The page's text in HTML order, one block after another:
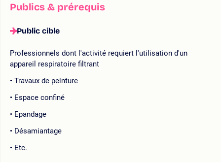
Publics & prérequis
Public cible
Professionnels dont l'activité requiert l'utilisation d'un
appareil respiratoire filtrant
Travaux de peinture
Espace confiné
Epandage
Désamiantage
Etc.